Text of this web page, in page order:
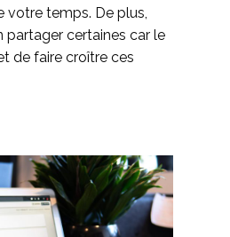
votre temps. De plus,
partager certaines car le
de faire croître ces